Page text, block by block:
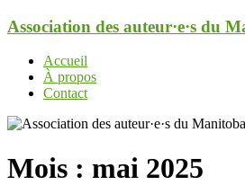
Aller
contenu
Association des auteur·e·s du
Menu
Accueil
À propos
Contact
Mois : mai 2025